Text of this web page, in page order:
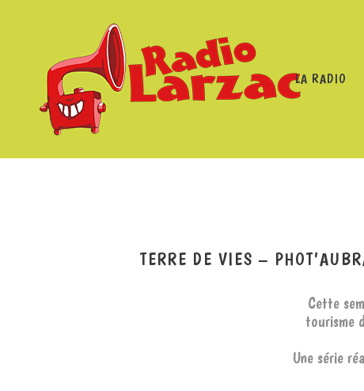
LA RADIO
RADIO LARZAC /
TERRE DE VIES –
Cette
tourisme
Une série